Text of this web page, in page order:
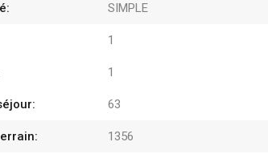
SIMPLE
1
1
63
1356